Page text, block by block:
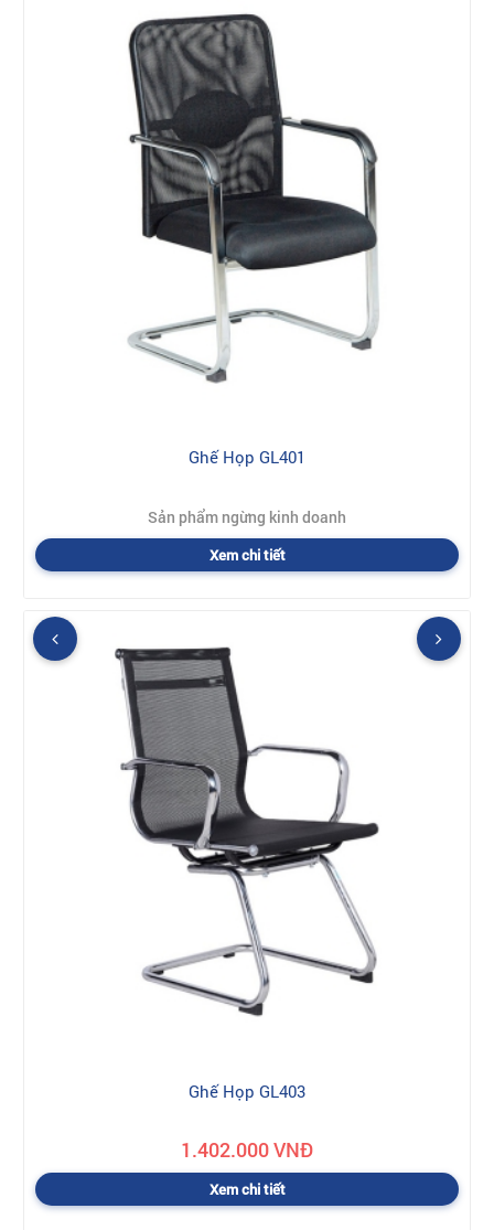
Ghế Họp GL401
Sản phẩm ngừng kinh doanh
Xem chi tiết
Ghế Họp GL403
1.402.000 VNĐ
Xem chi tiết